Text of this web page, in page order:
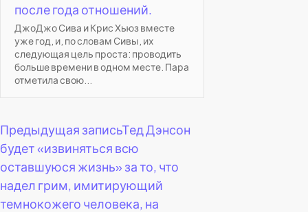
после года отношений.
ДжоДжо Сива и Крис Хьюз вместе
уже год, и, по словам Сивы, их
следующая цель проста: проводить
больше времени в одном месте. Пара
отметила свою...
Навигация
по
записям
Предыдущая записьТед Дэнсон
будет «извиняться всю
оставшуюся жизнь» за то, что
надел грим, имитирующий
темнокожего человека, на